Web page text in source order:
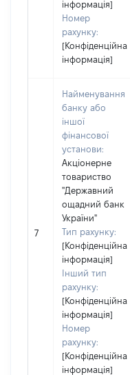
інформація]
Номер
рахунку:
[Конфіденційна
інформація]
7
Найменування
банку або
іншої
фінансової
установи:
Акціонерне
товариство
"Державний
ощадний банк
України"
Тип рахунку:
[Конфіденційна
інформація]
Інший тип
рахунку:
[Конфіденційна
інформація]
Номер
рахунку:
[Конфіденційна
інформація]